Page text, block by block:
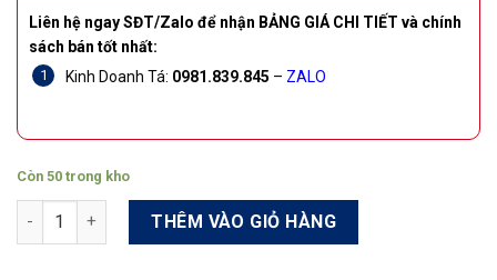
Liên hệ ngay SĐT/Zalo để nhận BẢNG GIÁ CHI TIẾT và chính
sách bán tốt nhất:
Kinh Doanh Tá: 0981.839.845 – ZALO
Còn 50 trong kho
Khởi động từ Shihlin S-P09 220V 9A 4kW số lượng
THÊM VÀO GIỎ HÀNG